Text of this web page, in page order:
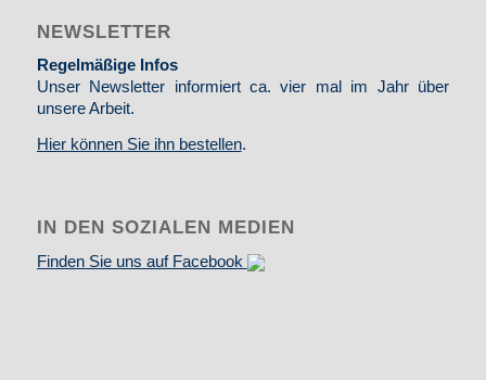
NEWSLETTER
Regelmäßige Infos
Unser Newsletter informiert ca. vier mal im Jahr über
unsere Arbeit.
Hier können Sie ihn bestellen.
IN DEN SOZIALEN MEDIEN
Finden Sie uns auf Facebook